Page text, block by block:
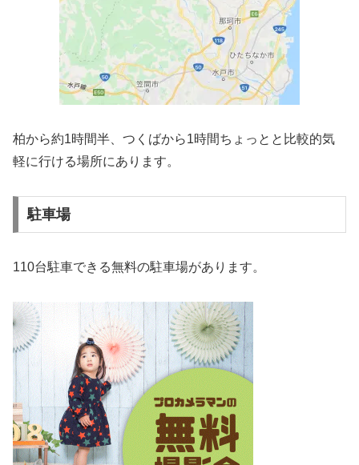
柏から約1時間半、つくばから1時間ちょっとと比較的気
軽に行ける場所にあります。
駐車場
110台駐車できる無料の駐車場があります。